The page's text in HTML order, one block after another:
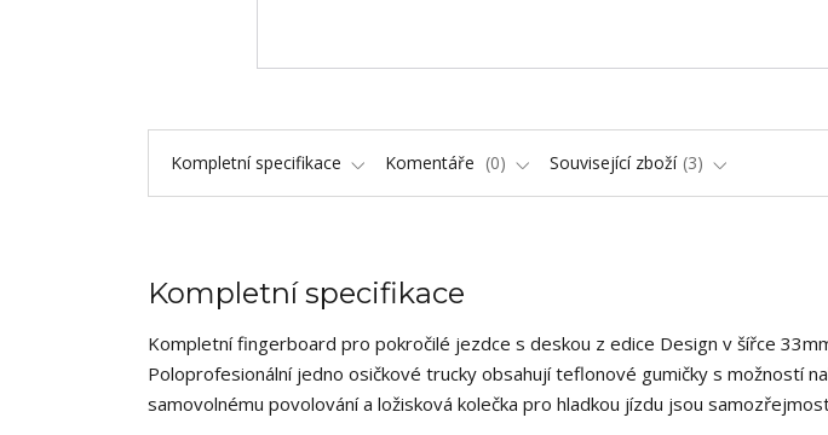
Kompletní specifikace Komentáře 0 Související zboží 3
Kompletní specifikace
Kompletní fingerboard pro pokročilé jezdce s deskou z edice Design v šířce
Poloprofesionální jedno osičkové trucky obsahují teflonové gumičky s možností
samovolnému povolování a ložisková kolečka pro hladkou jízdu jsou